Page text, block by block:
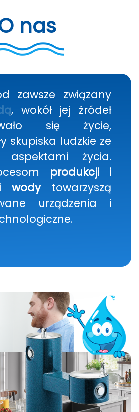
nas
zawsze związany
, wokół jej źródeł
się życie,
skupiska ludzkie ze
aspektami życia.
produkcji i
wodytowarzyszą
urządzenia i